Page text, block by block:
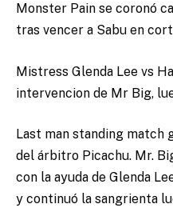
Monster Pain se coronó
tras vencer a Sabu en
Mistress Glenda Lee vs
intervencion de Mr Big,
Last man standing match
del árbitro Picachu. Mr.
con la ayuda de Glenda
y continuó la sangrienta